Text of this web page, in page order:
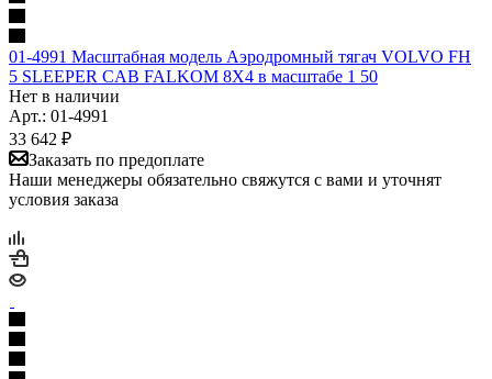
01-4991 Масштабная модель Аэродромный тягач VOLVO FH
5 SLEEPER CAB FALKOM 8X4 в масштабе 1 50
Нет в наличии
Арт.: 01-4991
33 642 ₽
Заказать по предоплате
Наши менеджеры обязательно свяжутся с вами и уточнят
условия заказа